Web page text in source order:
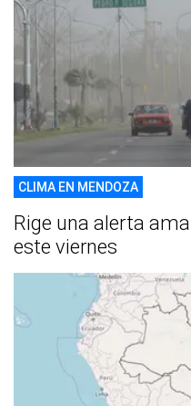
CLIMA EN MENDOZA
Rige una alerta
este viernes